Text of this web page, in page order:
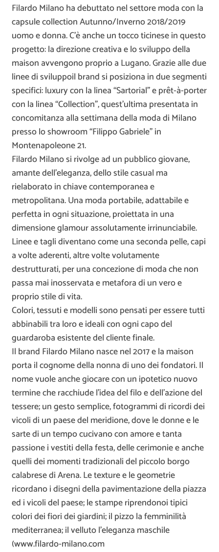
Filardo Milano ha debuttato nel settore moda con la
capsule collection Autunno/Inverno 2018/2019
uomo e donna. C’è anche un tocco ticinese in questo
progetto: la direzione creativa e lo sviluppo della
maison avvengono proprio a Lugano. Grazie alle due
linee di sviluppoil brand si posiziona in due segmenti
specifici: luxury con la linea “Sartorial” e prêt-à-porter
con la linea “Collection”, quest’ultima presentata in
concomitanza alla settimana della moda di Milano
presso lo showroom “Filippo Gabriele” in
Montenapoleone 21.
Filardo Milano si rivolge ad un pubblico giovane,
amante dell’eleganza, dello stile casual ma
rielaborato in chiave contemporanea e
metropolitana. Una moda portabile, adattabile e
perfetta in ogni situazione, proiettata in una
dimensione glamour assolutamente irrinunciabile.
Linee e tagli diventano come una seconda pelle, capi
a volte aderenti, altre volte volutamente
destrutturati, per una concezione di moda che non
passa mai inosservata e metafora di un vero e
proprio stile di vita.
Colori, tessuti e modelli sono pensati per essere tutti
abbinabili tra loro e ideali con ogni capo del
guardaroba esistente del cliente finale.
Il brand Filardo Milano nasce nel 2017 e la maison
porta il cognome della nonna di uno dei fondatori. Il
nome vuole anche giocare con un ipotetico nuovo
termine che racchiude l’idea del filo e dell’azione del
tessere; un gesto semplice, fotogrammi di ricordi dei
vicoli di un paese del meridione, dove le donne e le
sarte di un tempo cucivano con amore e tanta
passione i vestiti della festa, delle cerimonie e anche
quelli dei momenti tradizionali del piccolo borgo
calabrese di Arena. Le texture e le geometrie
ricordano i disegni della pavimentazione della piazza
ed i vicoli del paese; le stampe riprendonoi tipici
colori dei fiori dei giardini; il pizzo la femminilità
mediterranea; il velluto l’eleganza maschile
(www.filardo-milano.com